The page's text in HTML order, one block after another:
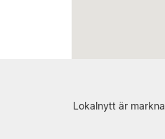
Lokalnytt är